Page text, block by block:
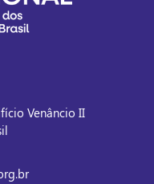
Venâncio II